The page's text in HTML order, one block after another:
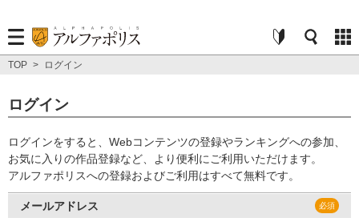
TOP > ログイン
ログイン
ログインをすると、Webコンテンツの登録やランキングへの参加、
お気に入りの作品登録など、より便利にご利用いただけます。
アルファポリスへの登録およびご利用はすべて無料です。
メールアドレス